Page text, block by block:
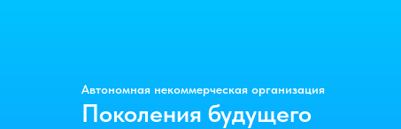
Автономная некоммерческая организация
Поколения будущего